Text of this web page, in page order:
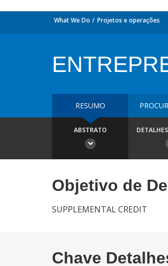
What We Do Projetos e operações
RESUMO
ABSTRATO
Objetivo de
SUPPLEMENTAL CREDIT
Chave